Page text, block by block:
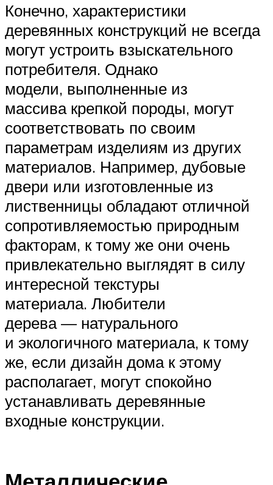
Конечно, характеристики
деревянных конструкций не всегда
могут устроить взыскательного
потребителя. Однако
модели, выполненные из
массива крепкой породы, могут
соответствовать по своим
параметрам изделиям из других
материалов. Например, дубовые
двери или изготовленные из
лиственницы обладают отличной
сопротивляемостью природным
факторам, к тому же они очень
привлекательно выглядят в силу
интересной текстуры
материала. Любители
дерева — натурального
и экологичного материала, к тому
же, если дизайн дома к этому
располагает, могут спокойно
устанавливать деревянные
входные конструкции.